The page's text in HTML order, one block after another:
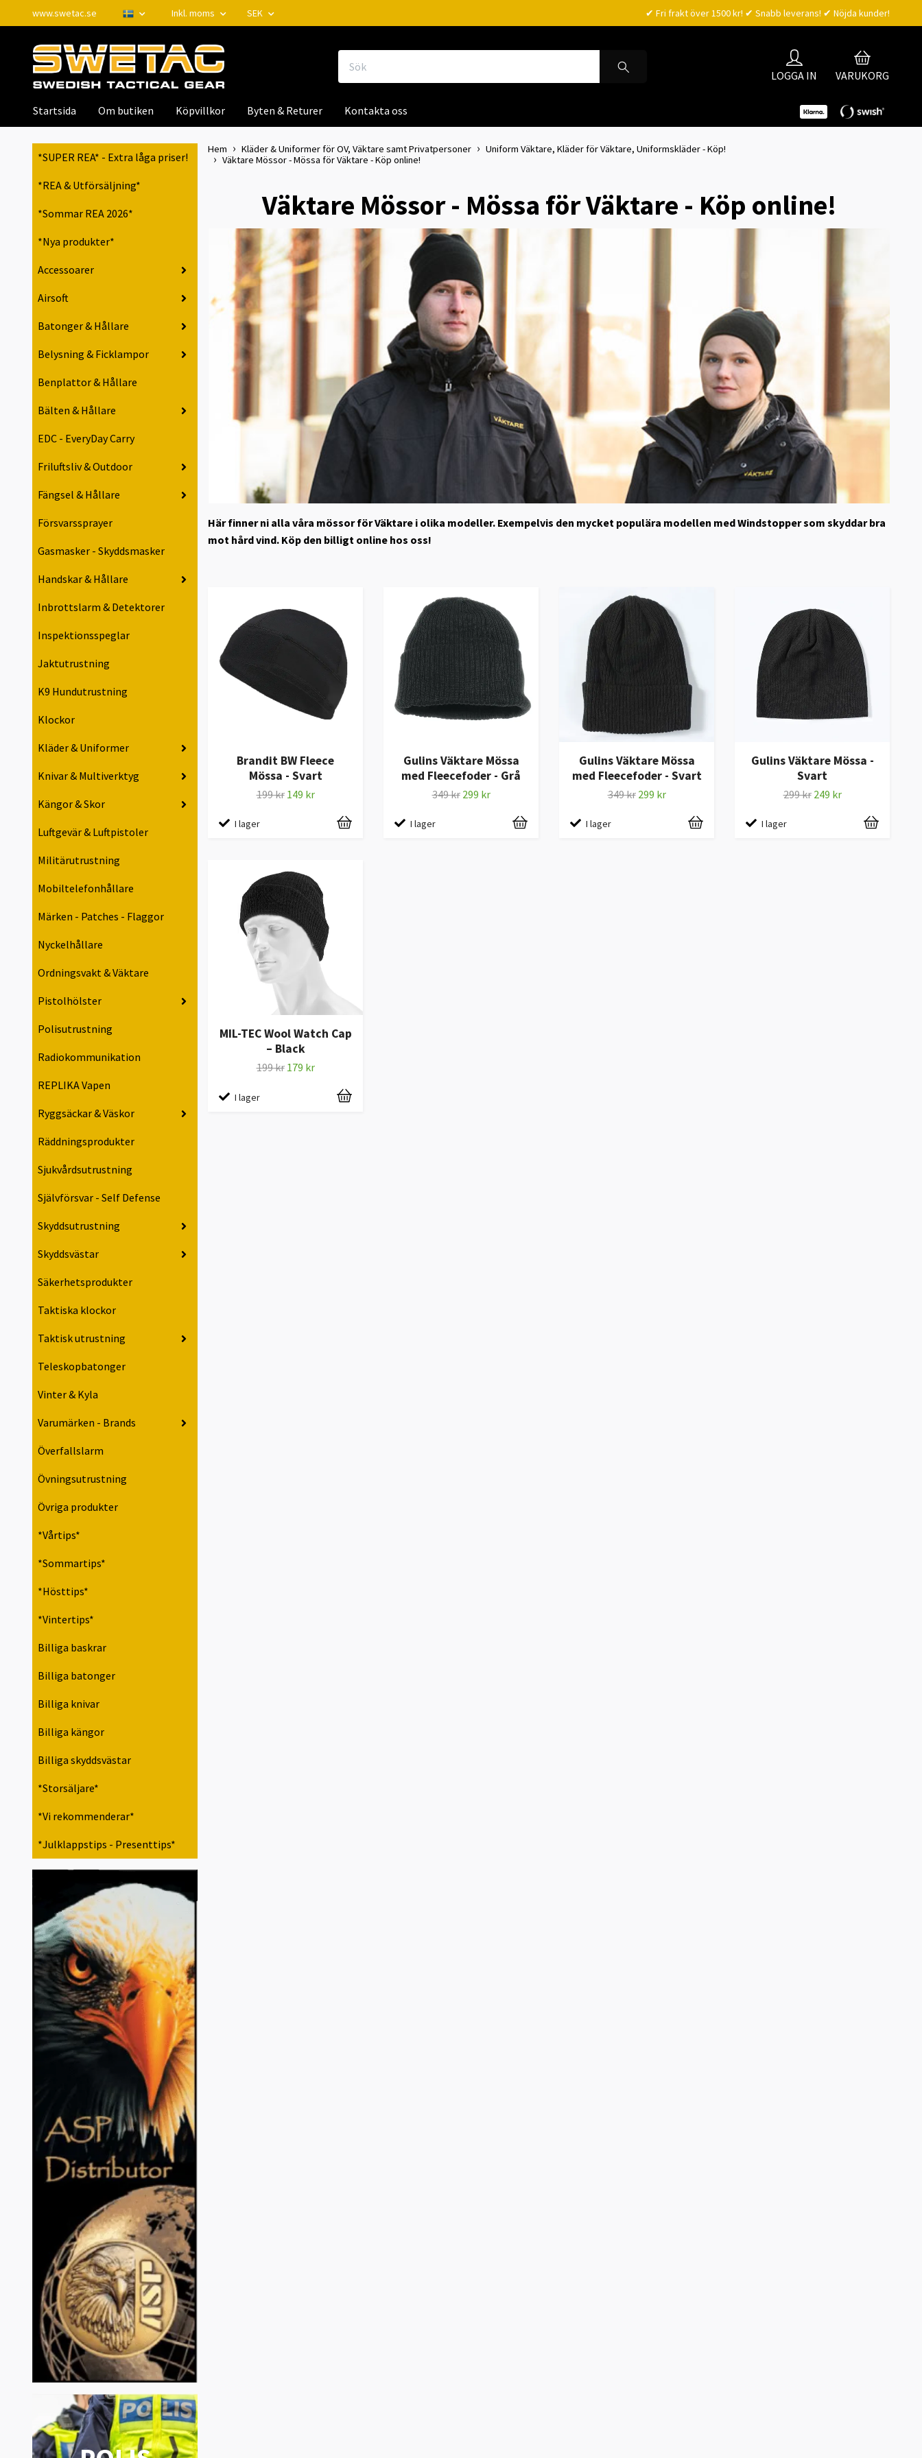
www.swetac.se Inkl. moms SEK ✔ Fri frakt över 1500 kr! ✔ Snabb leverans! ✔ Nöjda kunder!
LOGGA IN VARUKORG
Startsida Om butiken Köpvillkor Byten & Returer Kontakta oss
*SUPER REA* - Extra låga priser!
*REA & Utförsäljning*
*Sommar REA 2026*
*Nya produkter*
Accessoarer
Airsoft
Batonger & Hållare
Belysning & Ficklampor
Benplattor & Hållare
Bälten & Hållare
EDC - EveryDay Carry
Friluftsliv & Outdoor
Fängsel & Hållare
Försvarssprayer
Gasmasker - Skyddsmasker
Handskar & Hållare
Inbrottslarm & Detektorer
Inspektionsspeglar
Jaktutrustning
K9 Hundutrustning
Klockor
Kläder & Uniformer
Knivar & Multiverktyg
Kängor & Skor
Luftgevär & Luftpistoler
Militärutrustning
Mobiltelefonhållare
Märken - Patches - Flaggor
Nyckelhållare
Ordningsvakt & Väktare
Pistolhölster
Polisutrustning
Radiokommunikation
REPLIKA Vapen
Ryggsäckar & Väskor
Räddningsprodukter
Sjukvårdsutrustning
Självförsvar - Self Defense
Skyddsutrustning
Skyddsvästar
Säkerhetsprodukter
Taktiska klockor
Taktisk utrustning
Teleskopbatonger
Vinter & Kyla
Varumärken - Brands
Överfallslarm
Övningsutrustning
Övriga produkter
*Vårtips*
*Sommartips*
*Hösttips*
*Vintertips*
Billiga baskrar
Billiga batonger
Billiga knivar
Billiga kängor
Billiga skyddsvästar
*Storsäljare*
*Vi rekommenderar*
*Julklappstips - Presenttips*
Hem Kläder & Uniformer för OV, Väktare samt Privatpersoner
Uniform Väktare, Kläder för Väktare, Uniformskläder - Köp!
Väktare Mössor - Mössa för Väktare - Köp online!
Väktare Mössor - Mössa för Väktare - Köp online!
Här finner ni alla våra mössor för Väktare i olika modeller. Exempelvis den mycket populära modellen med Windstopper som skyddar bra
mot hård vind. Köp den billigt online hos oss!
Brandit BW Fleece
Mössa - Svart
199 kr 149 kr
I lager
Gulins Väktare Mössa
med Fleecefoder - Grå
349 kr 299 kr
I lager
Gulins Väktare Mössa
med Fleecefoder - Svart
349 kr 299 kr
I lager
Gulins Väktare Mössa -
Svart
299 kr 249 kr
I lager
MIL-TEC Wool Watch Cap
– Black
199 kr 179 kr
I lager